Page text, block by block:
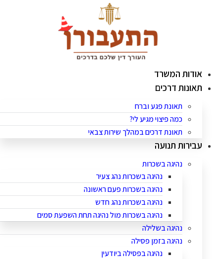
אודות המשרד
תאונות דרכים
תאונת פגע וברח
כמה פיצוי מגיע לי?
תאונת דרכים במהלך שירות צבאי
עבירות תנועה
נהיגה בשכרות
נהיגה בשכרות נהג צעיר
נהיגה בשכרות פעם ראשונה
נהיגה בשכרות נהג חדש
נהיגה בשכרות מול נהיגה תחת השפעת סמים
נהיגה בשלילה
נהיגה בזמן פסילה
נהיגה בפסילה ביודעין